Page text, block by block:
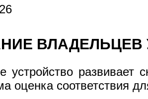
устройство развивает
оценка соответствия